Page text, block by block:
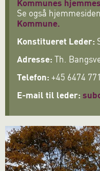
Kommunes
Se også
Kommune.
Konstitueret Leder:
Adresse: Th.
Telefon: +45 6474
E-mail til leder: